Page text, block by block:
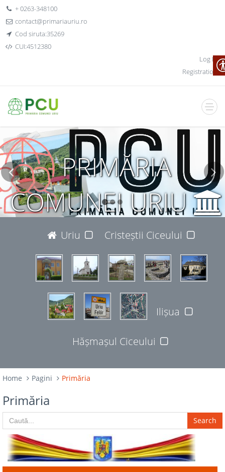
+ 0263-348100
contact@primariauriu.ro
Cod siruta:35269
CUI:4512380
Log In
Registration
PRIMĂRIA
COMUNEI URIU
JUDEȚUL BISTRIȚA-NĂSĂUD 427365
Uriu Cristeștii Ciceului
Ilișua
Hășmașul Ciceului
Home Pagini Primăria
Primăria
Search